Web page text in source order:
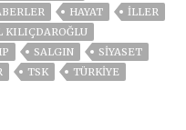
HAYAT
İLLER
KILIÇDAROĞLU
SALGIN
SİYASET
TSK
TÜRKİYE